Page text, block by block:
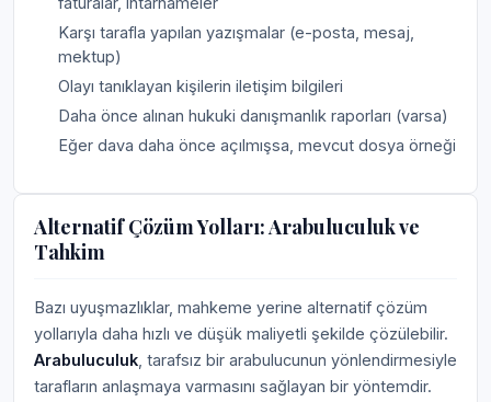
Karşı tarafla yapılan yazışmalar (e-posta, mesaj,
mektup)
Olayı tanıklayan kişilerin iletişim bilgileri
Daha önce alınan hukuki danışmanlık raporları (varsa)
Eğer dava daha önce açılmışsa, mevcut dosya örneği
Alternatif Çözüm Yolları: Arabuluculuk ve
Tahkim
Bazı uyuşmazlıklar, mahkeme yerine alternatif çözüm
yollarıyla daha hızlı ve düşük maliyetli şekilde çözülebilir.
Arabuluculuk , tarafsız bir arabulucunun yönlendirmesiyle
tarafların anlaşmaya varmasını sağlayan bir yöntemdir.